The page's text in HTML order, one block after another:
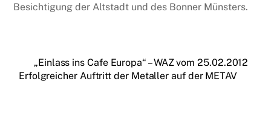
Besichtigung der Altstadt und des Bonner Münsters.
„Einlass ins Cafe Europa“ – WAZ vom 25.02.2012
Erfolgreicher Auftritt der Metaller auf der METAV